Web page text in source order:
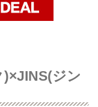
ジン